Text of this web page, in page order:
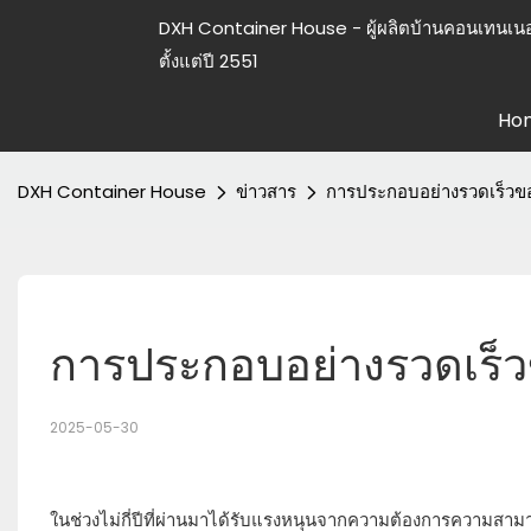
DXH Container House - ผู้ผลิตบ้านคอนเทนเ
ตั้งแต่ปี 2551
DXH Container House ข่าวสาร การประกอบอย่างรวดเร็ว
การประกอบอย่างรวดเ
2025-05-30
ในช่วงไม่กี่ปีที่ผ่านมาได้รับแรงหนุนจากความต้องการความสา